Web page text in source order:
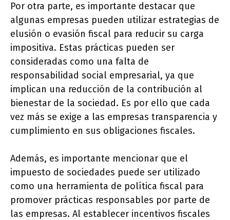
Por otra parte, es importante destacar que
algunas empresas pueden utilizar estrategias de
elusión o evasión fiscal para reducir su carga
impositiva. Estas prácticas pueden ser
consideradas como una falta de
responsabilidad social empresarial, ya que
implican una reducción de la contribución al
bienestar de la sociedad. Es por ello que cada
vez más se exige a las empresas transparencia y
cumplimiento en sus obligaciones fiscales.
Además, es importante mencionar que el
impuesto de sociedades puede ser utilizado
como una herramienta de política fiscal para
promover prácticas responsables por parte de
las empresas. Al establecer incentivos fiscales